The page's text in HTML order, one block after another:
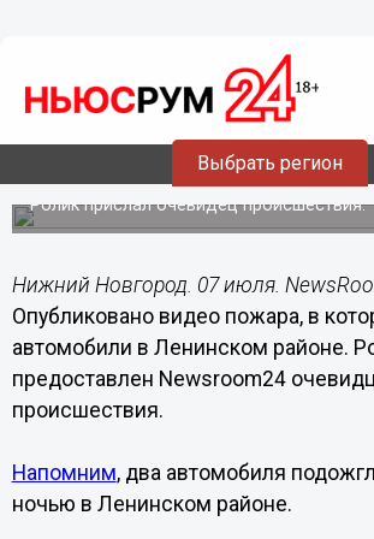
Выбрать регион
Опубликовано видео
котором сгорели
Ленинском районе
Ролик прислал очевидец происшествия.
Нижний Новгород. 07 июля.
Опубликовано видео пожара, в
автомобили в Ленинском районе.
предоставлен Newsroom24
происшествия.
Напомним, два автомобиля
ночью в Ленинском районе.